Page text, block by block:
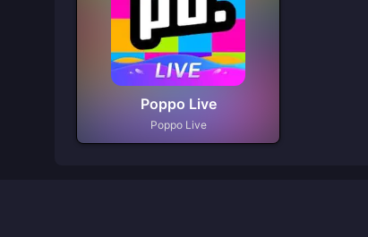
Poppo Live
Poppo Live